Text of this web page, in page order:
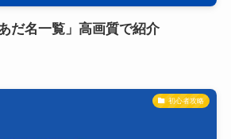
だ名一覧」高画質で紹介
初心者攻略